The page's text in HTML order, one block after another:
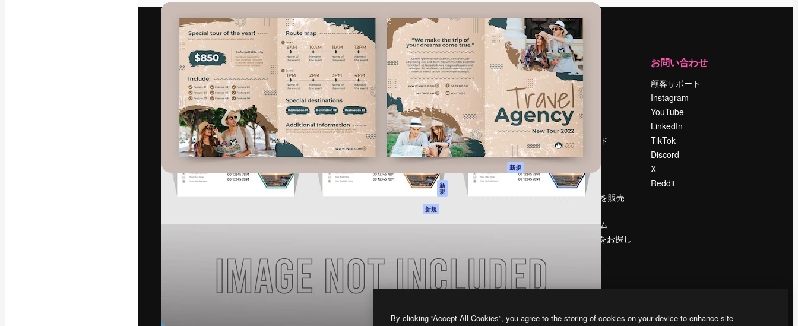
動画
映像素材
モーショングラフィックス
動画テンプレート
アイコン
3D モデル
フォント
最高のクリエイティブ制作を導くためのプラ
ットフォーム。クリエイター、企業、代理
店、スタジオを含む100万人以上が利用して
います。
日本語
製品
Spaces
AI アシスタント
AI 画像生成ツール
AI 動画生成ツール
AI 音声合成ツール
ストックコンテン
Claude/ChatGPT
向けMCP
新
規
新規
API
ール
はじめに
Academy
ドキュメント
サポート
利用規約
プライバシーポリ
シー
新規
クッキーポリシー
トラストセンター
法人向け
運営
料金
会社概要
Reviews
採用情報
検索トレンド
ブログ
Slidesgo
コンテンツを販売
プレスルーム
magnific.aiをお探し
お問い合わせ
顧客サポート
Instagram
YouTube
LinkedIn
TikTok
Discord
X
Reddit
By clicking “Accept All Cookies”, you agree to the storing of cookies on your device to enhance site